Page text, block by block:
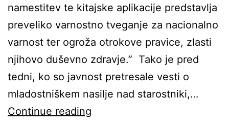
namestitev te kitajske aplikacije predstavlja
preveliko varnostno tveganje za nacionalno
varnost ter ogroža otrokove pravice, zlasti
njihovo duševno zdravje.” Tako je pred
tedni, ko so javnost pretresale vesti o
mladostniškem nasilje nad starostniki,…
Continue reading